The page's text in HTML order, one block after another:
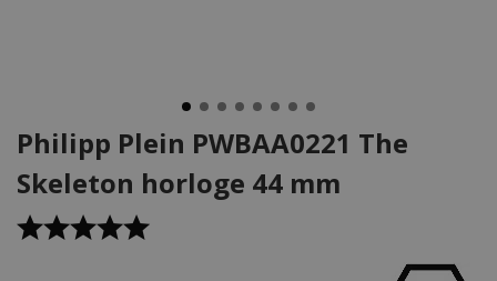
Philipp Plein PWBAA0221 The
Skeleton horloge 44 mm